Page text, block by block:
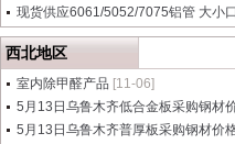
现货供应6061/5052/7075铝管 大小
西北地区
室内除甲醛产品 [11-06]
5月13日乌鲁木齐低合金板采购钢材
5月13日乌鲁木齐普厚板采购钢材价